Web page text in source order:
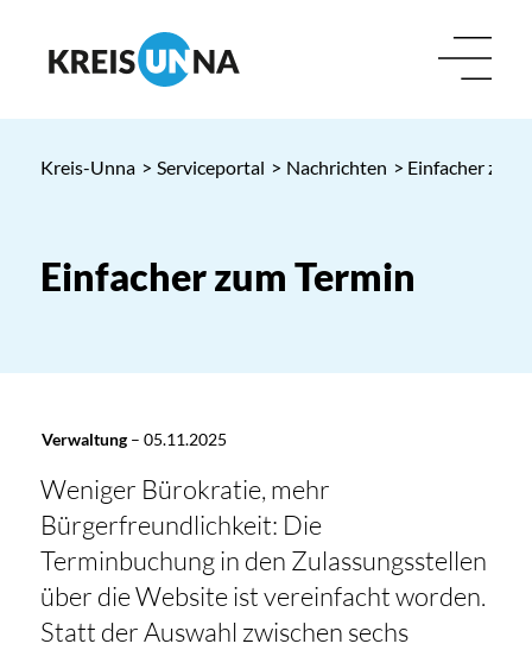
Kreis-Unna > Serviceportal > Nachrichten > Einfacher zum
Einfacher zum Termin
Verwaltung– 05.11.2025
Weniger Bürokratie, mehr
Bürgerfreundlichkeit: Die
Terminbuchung in den Zulassungsstellen
über die Website ist vereinfacht worden.
Statt der Auswahl zwischen sechs